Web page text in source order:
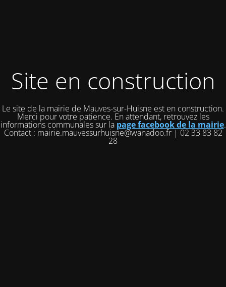
Site en construction
Le site de la mairie de Mauves-sur-Huisne est en construction.
Merci pour votre patience. En attendant, retrouvez les
informations communales sur la page facebook de la mairie.
Contact : mairie.mauvessurhuisne@wanadoo.fr | 02 33 83 82
28